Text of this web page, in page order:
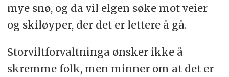
mye snø, og da vil elgen søke mot veier
og skiløyper, der det er lettere å gå.
Storviltforvaltninga ønsker ikke å
skremme folk, men minner om at det er